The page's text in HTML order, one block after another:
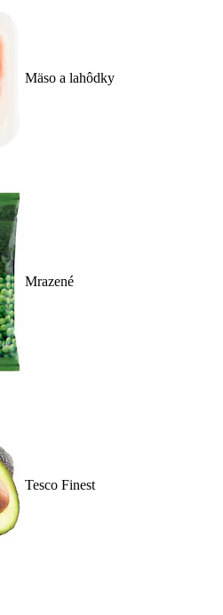
Mäso a lahôdky
Mrazené
Tesco Finest